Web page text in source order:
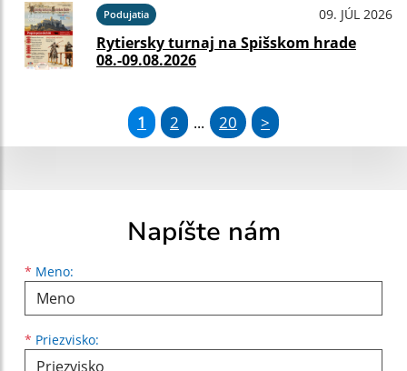
Podujatia 09. JÚL 2026
Rytiersky turnaj na Spišskom hrade
08.-09.08.2026
1 2 ... 20 >
Napíšte nám
* Meno:
Meno
* Priezvisko:
Priezvisko
E-mailová adresa